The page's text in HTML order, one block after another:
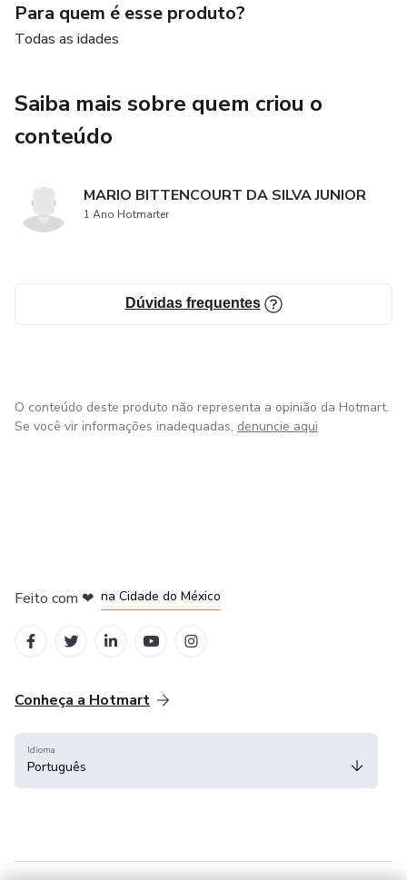
Para quem é esse produto?
Todas as idades
Saiba mais sobre quem criou o
conteúdo
MARIO BITTENCOURT DA SILVA JUNIOR
1 Ano Hotmarter
Dúvidas frequentes
O conteúdo deste produto não representa a opinião da Hotmart.
Se você vir informações inadequadas, denuncie aqui
Feito com ❤ na Cidade do México
Conheça a Hotmart
Idioma
Português